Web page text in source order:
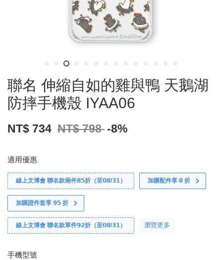
聯名 伸縮自如的雞與鴨 天鵝湖
防摔手機殼 IYAA06
NT$ 734 NT$ 798 -8%
適用優惠
線上文博會 聯名款兩件𝟴𝟱折（至𝟬𝟴/𝟯𝟭） 加購配件享 𝟴 折
加購證件套享 𝟵𝟱 折
線上文博會 聯名款單件𝟵𝟮折（至𝟬𝟴/𝟯𝟭） 瀏覽更多
手機型號